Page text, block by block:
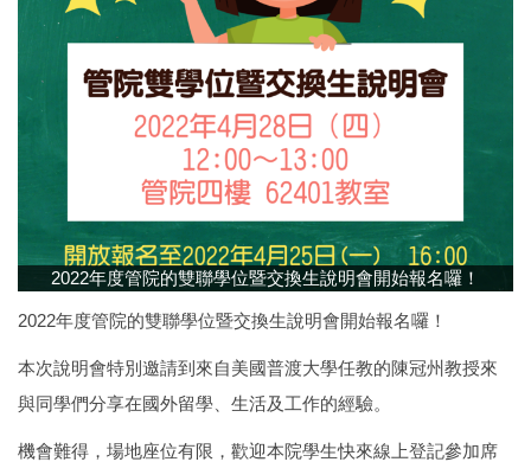
2022年度管院的雙聯學位暨交換生說明會開始報名囉！
2022年度管院的雙聯學位暨交換生說明會開始報名囉！
本次說明會特別邀請到來自美國普渡大學任教的陳冠州教授來
與同學們分享在國外留學、生活及工作的經驗。
機會難得，場地座位有限，歡迎本院學生快來線上登記參加席